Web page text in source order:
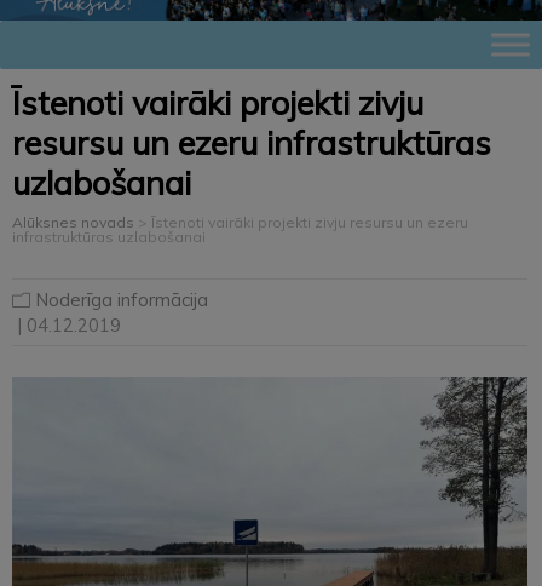
Īstenoti vairāki projekti zivju
resursu un ezeru infrastruktūras
uzlabošanai
Alūksnes novads > Īstenoti vairāki projekti zivju resursu un ezeru
infrastruktūras uzlabošanai
Noderīga informācija
| 04.12.2019